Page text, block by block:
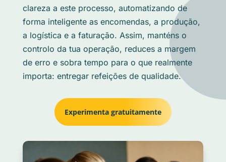
clareza a este processo, automatizando de
forma inteligente as encomendas, a produção,
a logística e a faturação. Assim, manténs o
controlo da tua operação, reduces a margem
de erro e sobra tempo para o que realmente
importa: entregar refeições de qualidade.
Experimenta gratuitamente